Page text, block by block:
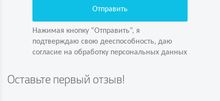
Нажимая кнопку “Отправить”, я
подтверждаю свою дееспособность, даю
согласие на обработку персональных данных
Оставьте первый отзыв!
Нажимая кнопку “Отправить”, я
согласие на обработку персональных данных
Задайте вопрос первым!